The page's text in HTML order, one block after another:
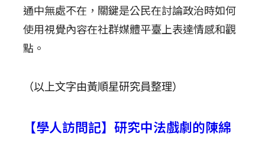
通中無處不在，關鍵是公民在討論政治時如何
使用視覺內容在社群媒體平臺上表達情感和觀
點。
（以上文字由黃順星研究員整理）
【學人訪問記】研究中法戲劇的陳綿